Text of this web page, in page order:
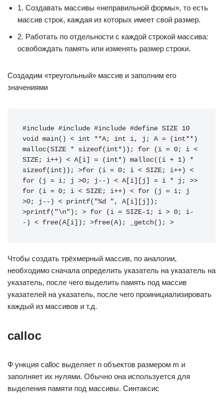
1. Создавать массивы «неправильной формы», то есть
массив строк, каждая из которых имеет свой размер.
2. Работать по отдельности с каждой строкой массива:
освобождать память или изменять размер строки.
Создадим «треугольный» массив и заполним его
значениями
#include #include #include #define SIZE 10
void main() < int **A; int i, j; A = (int**)
malloc(SIZE * sizeof(int*)); for (i = 0; i <
SIZE; i++) < A[i] = (int*) malloc((i + 1) *
sizeof(int)); >for (i = 0; i < SIZE; i++) <
for (j = i; j >0; j--) < A[i][j] = i * j; >>
for (i = 0; i < SIZE; i++) < for (j = i; j
>0; j--) < printf("%d ", A[i][j]);
>printf("\n"); > for (i = SIZE-1; i > 0; i-
-) < free(A[i]); >free(A); _getch(); >
Чтобы создать трёхмерный массив, по аналогии,
необходимо сначала определить указатель на указатель на
указатель, после чего выделить память под массив
указателей на указатель, после чего проинициализировать
каждый из массивов и т.д.
calloc
Ф ункция calloc выделяет n объектов размером m и
заполняет их нулями. Обычно она используется для
выделения памяти под массивы. Синтаксис